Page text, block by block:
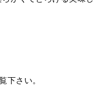
下さい。